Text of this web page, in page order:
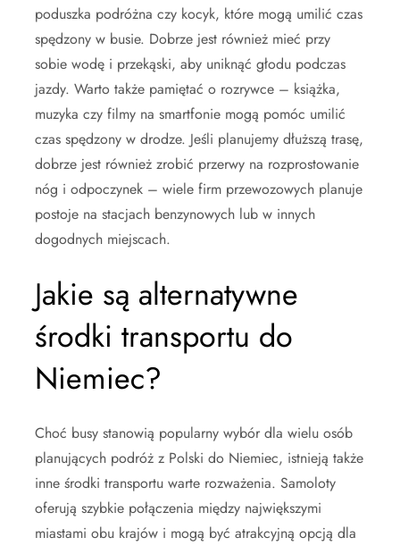
poduszka podróżna czy kocyk, które mogą umilić czas
spędzony w busie. Dobrze jest również mieć przy
sobie wodę i przekąski, aby uniknąć głodu podczas
jazdy. Warto także pamiętać o rozrywce – książka,
muzyka czy filmy na smartfonie mogą pomóc umilić
czas spędzony w drodze. Jeśli planujemy dłuższą trasę,
dobrze jest również zrobić przerwy na rozprostowanie
nóg i odpoczynek – wiele firm przewozowych planuje
postoje na stacjach benzynowych lub w innych
dogodnych miejscach.
Jakie są alternatywne
środki transportu do
Niemiec?
Choć busy stanowią popularny wybór dla wielu osób
planujących podróż z Polski do Niemiec, istnieją także
inne środki transportu warte rozważenia. Samoloty
oferują szybkie połączenia między największymi
miastami obu krajów i mogą być atrakcyjną opcją dla